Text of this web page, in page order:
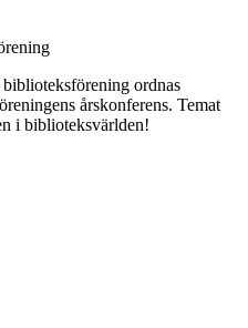
biblioteksförening ordnas
årskonferens. Temat
i biblioteksvärlden!